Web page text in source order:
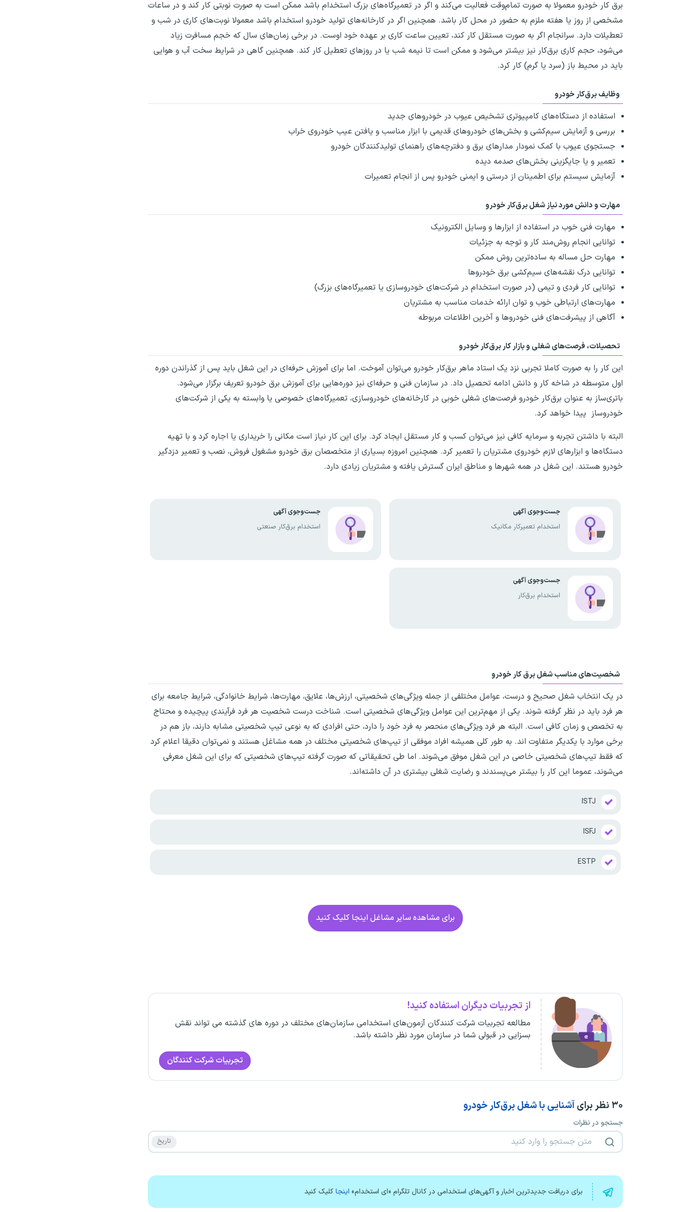
برق کار خودرو معمولا به صورت تمام‌وقت فعالیت می‌کند و اگر در تعمیرگاه‌های بزرگ استخدام باشد ممکن است به صورت نوبتی کار کند و در ساعات
مشخصی از روز یا هفته ملزم به حضور در محل کار باشد. همچنین اگر در کارخانه‌های تولید خودرو استخدام باشد معمولا نوبت‌های کاری در شب و
تعطیلات دارد. سرانجام اگر به صورت مستقل کار کند، تعیین ساعت کاری بر عهده خود اوست. در برخی زمان‌های سال که خجم مسافرت زیاد
می‌شود، حجم کاری برق‌کار نیز بیشتر می‌شود و ممکن است تا نیمه شب یا در روزهای تعطیل کار کند. همچنین گاهی در شرایط سخت آب و هوایی
باید در محیط باز (سرد یا گرم) کار کرد.
وظایف برق‌کار خودرو
استفاده از دستگاه‌های کامپیوتری تشخیص عیوب در خودروهای جدید
بررسی و آزمایش سیم‌کشی و بخش‌های خودروهای قدیمی با ابزار مناسب و یافتن عیب خودروی خراب
جستجوی عیوب با کمک نمودار مدارهای برق و دفترچه‌های راهنمای تولیدکنندگان خودرو
تعمیر و یا جایگزینی بخش‌های صدمه دیده
آزمایش سیستم برای اطمینان از درستی و ایمنی خودرو پس از انجام تعمیرات
مهارت و دانش مورد نیاز شغل برق‌کار خودرو
مهارت فنی خوب در استفاده از ابزارها و وسایل الکترونیک
توانایی انجام روش‌مند کار و توجه به جزئیات
مهارت حل مساله به ساده‌ترین روش ممکن
توانایی درک نقشه‌های سیم‌کشی برق خودروها
توانایی کار فردی و تیمی (در صورت استخدام در شرکت‌های خودروسازی یا تعمیرگاه‌های بزرگ)
مهارت‌های ارتباطی خوب و توان ارائه خدمات مناسب به مشتریان
آگاهی از پیشرفت‌های فنی خودروها و آخرین اطلاعات مربوطه
تحصیلات، فرصت‌های شغلی و بازار کار برق‌کار خودرو
این کار را به صورت کاملا تجربی نزد یک استاد ماهر برق‌کار خودرو می‌توان آموخت. اما برای آموزش حرفه‌ای در این شغل باید پس از گذراندن دوره
اول متوسطه در شاخه کار و دانش ادامه تحصیل داد. در سازمان فنی و حرفه‌ای نیز دوره‌هایی برای آموزش برق خودرو تعریف برگزار می‌شود.
باتری‌ساز به عنوان برق‌کار خودرو فرصت‌های شغلی خوبی در کارخانه‌های خودروسازی، تعمیرگاه‌های خصوصی یا وابسته به یکی از شرکت‌های
خودروساز پیدا خواهد کرد.
البته با داشتن تجربه و سرمایه کافی نیز می‌توان کسب و کار مستقل ایجاد کرد. برای این کار نیاز است مکانی را خریداری یا اجاره کرد و با تهیه
دستگاه‌ها و ابزارهای لازم خودروی مشتریان را تعمیر کرد. همچنین امروزه بسیاری از متخصصان برق خودرو مشغول فروش، نصب و تعمیر دزدگیر
خودرو هستند. این شغل در همه شهرها و مناطق ایران گسترش یافته و مشتریان زیادی دارد.
جست‌وجوی آگهی
استخدام تعمیرکار مکانیک
جست‌وجوی آگهی
استخدام برق‌کار صنعتی
جست‌وجوی آگهی
استخدام برق‌کار
شخصیت‌های مناسب شغل برق کار خودرو
در یک انتخاب شغل صحیح و درست، عوامل مختلفی از جمله ویژگی‌های شخصیتی، ارزش‌ها، علایق، مهارت‌ها، شرایط خانوادگی، شرایط جامعه برای
هر فرد باید در نظر گرفته شوند. یکی از مهم‌ترین این عوامل ویژگی‌های شخصیتی است. شناخت درست شخصیت هر فرد فرآیندی پیچیده و محتاج
به تخصص و زمان کافی است. البته هر فرد ویژگی‌های منحصر به فرد خود را دارد، حتی افرادی که به نوعی تیپ شخصیتی مشابه دارند، باز هم در
برخی موارد با یکدیگر متفاوت اند. به طور کلی همیشه افراد موفقی از تیپ‌های شخصیتی مختلف در همه مشاغل هستند و نمی‌توان دقیقا اعلام کرد
که فقط تیپ‌های شخصیتی خاصی در این شغل موفق می‌شوند. اما طی تحقیقاتی که صورت گرفته تیپ‌های شخصیتی که برای این شغل معرفی
می‌شوند، عموما این کار را بیشتر می‌پسندند و رضایت شغلی بیشتری در آن داشته‌اند.
ISTJ
ISFJ
ESTP
برای مشاهده سایر مشاغل اینجا کلیک کنید
از تجربیات دیگران استفاده کنید!
مطالعه تجربیات شرکت کنندگان آزمون‌های استخدامی سازمان‌های مختلف در دوره های گذشته می تواند نقش
بسزایی در قبولی شما در سازمان مورد نظر داشته باشد.
تجربیات شرکت کنندگان
۳۰ نظر برایآشنایی با شغل برق‌کار خودرو
جستجو در نظرات
برای دریافت جدیدترین اخبار و آگهی‌های استخدامی در کانال تلگرام «ای استخدام» اینجاکلیک کنید